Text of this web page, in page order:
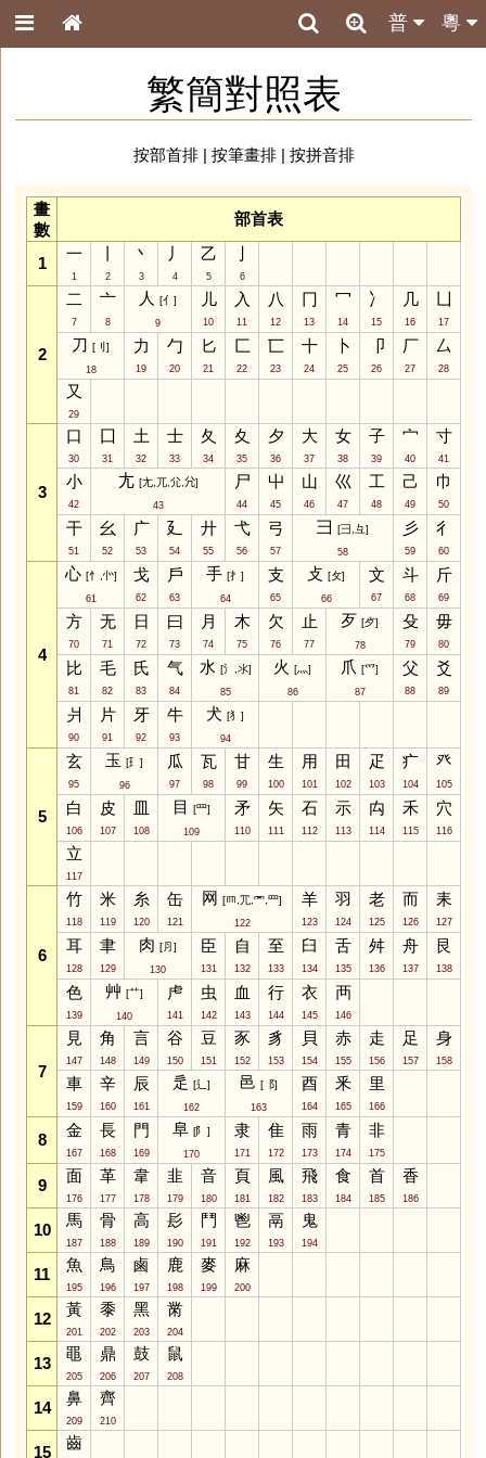
粵
普
繁簡對照表
按部首排| 按筆畫排| 按拼音排
畫
數
部首表
1
一
1 2
丶
3
丿
4
乙
5 6
2
二
7
亠
8
人 [亻]
9
儿
10
入
11
八
12
冂
13
冖
14
冫
15
几
16 17
刀 [刂]
18
力
19
勹
20
匕
21
匚
22
匸
23
十
24
卜
25
卩
26
厂
27
厶
28
又
29
3
口
30
囗
31
土
32
士
33
夂
34
夊
35
夕
36
大
37
女
38
子
39
宀
40
寸
41
小
42
𡯁 [尢,兀,尣,𡯂]
43
尸
44
屮
45
山
46
巛
47
工
48
己
49
巾
50
干
51
幺
52
广
53
廴
54
廾
55
弋
56
弓
57
彐 [⺕,⺔]
58
彡
59
彳
60
4
心 [忄,㣺]
61
戈
62
戶
63
手 [扌]
64
支
65
攴 [攵]
66
文
67
斗
68
斤
69
方
70
无
71
日
72
曰
73
月
74
木
75
欠
76
止
77
歹 [歺]
78
殳
79
毋
80
比
81
毛
82
氏
83
气
84
水 [氵,氺]
85
火 [灬]
86
爪 [爫]
87
父
88
爻
89
爿
90
片
91
牙
92
牛
93
犬 [犭]
94
5
玄
95
玉 [⺩]
96
瓜
97
瓦
98
甘
99
生
100
用
101
田
102
疋
103
疒
104
癶
105
白
106
皮
107
皿
108
目 [罒]
109
矛
110
矢
111
石
112
示
113
禸
114
禾
115
穴
116
立
117
6
竹
118
米
119
糸
120
缶
121
网 [⺵,⺴,罓,罒]
122
羊
123
羽
124
老
125
而
126
耒
127
耳
128
聿
129
肉 [⺼]
130
臣
131
自
132
至
133
臼
134
舌
135
舛
136
舟
137
艮
138
色
139
艸 [⺿]
140
虍
141
虫
142
血
143
行
144
衣
145
襾
146
7
見
147
角
148
言
149
谷
150
豆
151
豕
152
豸
153
貝
154
赤
155
走
156
足
157
身
158
車
159
辛
160
辰
161
辵 [⻍]
162
邑 [⻏]
163
酉
164
釆
165
里
166
8
金
167
長
168
門
169
阜 [⻖]
170
隶
171
隹
172
雨
173
青
174
非
175
9
面
176
革
177
韋
178
韭
179
音
180
頁
181
風
182
飛
183
食
184
首
185
香
186
10
馬
187
骨
188
高
189
髟
190
鬥
191
鬯
192
鬲
193
鬼
194
11
魚
195
鳥
196
鹵
197
鹿
198
麥
199
麻
200
12
黃
201
黍
202
黑
203
黹
204
13
黽
205
鼎
206
鼓
207
鼠
208
14
鼻
209
齊
210
15
齒